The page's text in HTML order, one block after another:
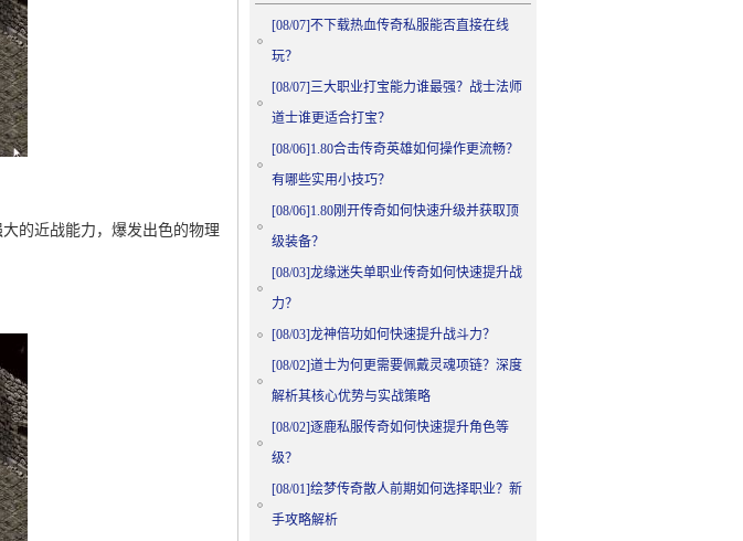
的近战能力，爆发出色的物理
[08/07]不下载热血传奇私服能否直接在线
玩？
[08/07]三大职业打宝能力谁最强？战士法师
道士谁更适合打宝？
[08/06]1.80合击传奇英雄如何操作更流畅？
有哪些实用小技巧？
[08/06]1.80刚开传奇如何快速升级并获取顶
级装备？
[08/03]龙缘迷失单职业传奇如何快速提升战
力？
[08/03]龙神倍功如何快速提升战斗力？
[08/02]道士为何更需要佩戴灵魂项链？深度
解析其核心优势与实战策略
[08/02]逐鹿私服传奇如何快速提升角色等
级？
[08/01]绘梦传奇散人前期如何选择职业？新
手攻略解析